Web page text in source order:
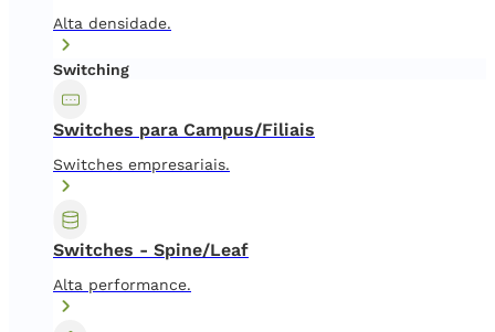
Alta densidade.
Switching
Switches para Campus/Filiais
Switches empresariais.
Switches - Spine/Leaf
Alta performance.